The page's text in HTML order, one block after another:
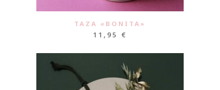
TAZA «BONITA»
11,95 €